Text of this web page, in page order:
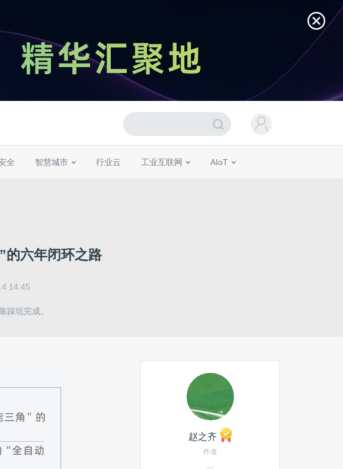
全 智慧城市 行业云 工业互联网 AIoT
的六年闭环之路
14:45
踩坑完成。
赵之齐
作者